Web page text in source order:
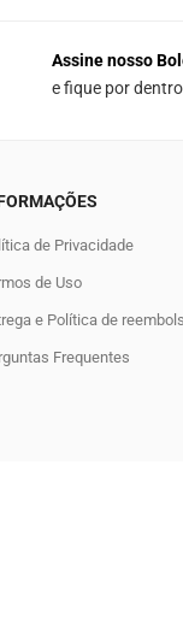
Assine nosso
e fique por
de Privacidade
de Uso
e Política de
Frequentes